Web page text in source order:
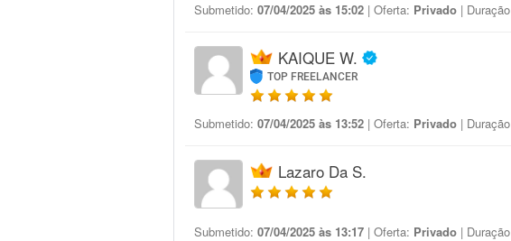
Submetido: 07/04/2025 às 15:02 | Oferta: Privado |
KAIQUE W.
TOP FREELANCER
Submetido: 07/04/2025 às 13:52 | Oferta: Privado |
Lazaro Da S.
Submetido: 07/04/2025 às 13:17 | Oferta: Privado |